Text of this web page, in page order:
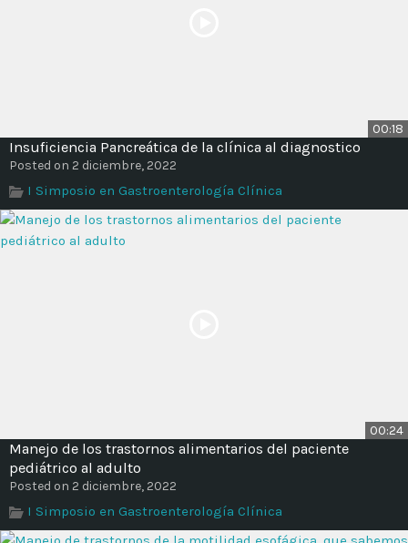
00:18
Insuficiencia Pancreática de la clínica al diagnostico
Posted on 2 diciembre, 2022
I Simposio en Gastroenterología Clínica
00:24
Manejo de los trastornos alimentarios del paciente
pediátrico al adulto
Posted on 2 diciembre, 2022
I Simposio en Gastroenterología Clínica